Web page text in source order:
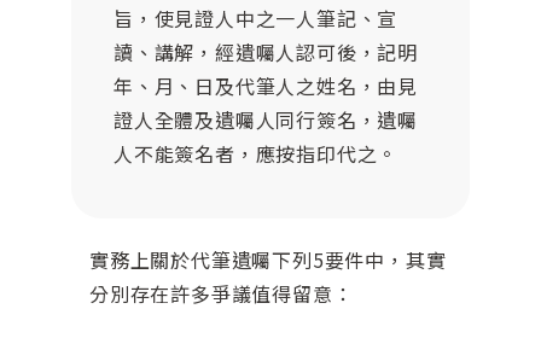
旨，使見證人中之一人筆記、宣
讀、講解，經遺囑人認可後，記明
年、月、日及代筆人之姓名，由見
證人全體及遺囑人同行簽名，遺囑
人不能簽名者，應按指印代之。
實務上關於代筆遺囑下列5要件中，其實
分別存在許多爭議值得留意：